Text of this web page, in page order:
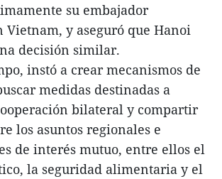
su embajador
Vietnam, y aseguró que Hanoi
decisión similar.
instó a crear mecanismos de
medidas destinadas a
bilateral y compartir
los asuntos regionales e
de interés mutuo, entre ellos el
la seguridad alimentaria y el